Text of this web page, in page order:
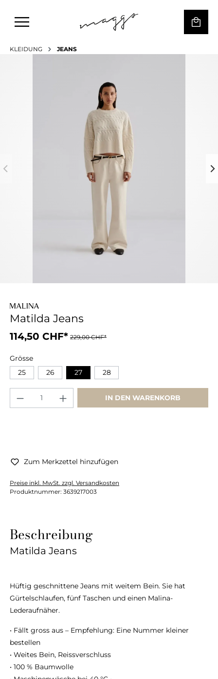
KLEIDUNG JEANS
Matilda Jeans
114,50 CHF* 229,00 CHF*
Grösse
25
26 27 28
IN DEN WARENKORB
Zum Merkzettel hinzufügen
Preise inkl. MwSt. zzgl. Versandkosten
Produktnummer: 3639217003
Beschreibung
Matilda Jeans
Hüftig geschnittene Jeans mit weitem Bein. Sie hat
Gürtelschlaufen, fünf Taschen und einen Malina-
Lederaufnäher.
• Fällt gross aus – Empfehlung: Eine Nummer kleiner
bestellen
• Weites Bein, Reissverschluss
• 100 % Baumwolle